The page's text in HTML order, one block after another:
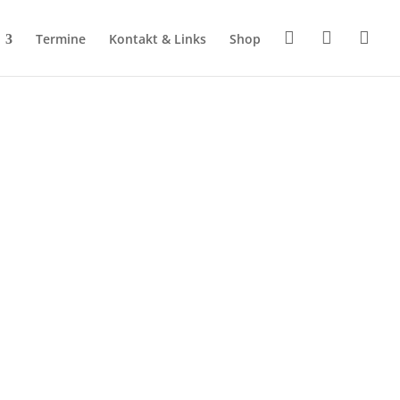
Termine Kontakt & Links Shop